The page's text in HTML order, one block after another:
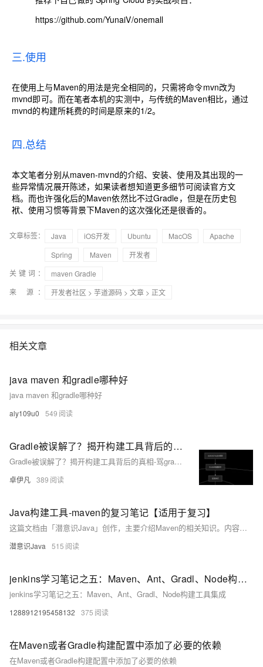
https://github.com/YunaiV/onemall
三.使用
在使用上与Maven的用法是完全相同的，只需将命令mvn改为
mvnd即可。而在笔者本机的实测中，与传统的Maven相比，通过
mvnd的构建所耗费的时间是原来的1/2。
四.总结
本文笔者分别从maven-mvnd的介绍、安装、使用及其出现的一
些异常情况展开陈述，如果读者想知道更多细节可阅读官方文
档。而也许强化后的Maven依然比不过Gradle，但是在历史包
袱、使用习惯等背景下Maven的这次强化还是很香的。
文章标签： Java iOS开发 Ubuntu MacOS
Apache
Spring
Maven
开发者
关键词：
maven Gradle
来 源：
开发者社区 > 芋道源码 > 文章 > 正文
相关文章
java maven 和gradle哪种好
java maven 和gradle哪种好
aly109u0 549
Gradle被误解了？揭开构建工具背后的真相-骂gradle是有多无知-优雅草卓伊凡
Gradle被误解了？揭开构建工具背后的真相-骂gradle是有多无知-优雅草卓伊凡
卓伊凡 389
Java构建工具-maven的复习笔记【适用于复习】
这篇文档由「潜意识Java」创作，主要介绍Maven的相关知识。内容涵盖Maven的基本概念、作用、项目导入步骤、依赖管理（包括依赖配置、代码示例、总结）、依赖传递、依赖范围以及依赖的生命周期等七个方面。作者擅长前端开发，秉持“得之坦然，失之淡然”的座右铭。期待您的点赞、关注和收藏，这将是作者持续创作的动力！ [个人主页](https://blog.csdn.net/weixin_73355603?spm=1000.2115.3001.5343)
潜意识Java 515
jenkins学习笔记之五：Maven、Ant、Gradl、Node构建工具集成
jenkins学习笔记之五：Maven、Ant、Gradl、Node构建工具集成
1288912195458132 375
在Maven或者Gradle构建配置中添加了必要的依赖
在Maven或者Gradle构建配置中添加了必要的依赖